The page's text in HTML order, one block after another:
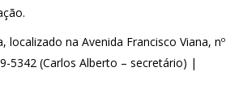
na Avenida Francisco Viana, nº
5342 (Carlos Alberto – secretário) |